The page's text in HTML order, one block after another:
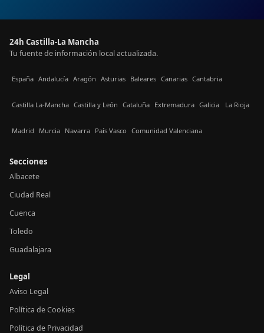
24h Castilla-La Mancha
Tu fuente de información local actualizada.
España Andalucía Aragón Asturias Baleares Canarias Cantabria
Castilla La-Mancha Castilla y León Cataluña Extremadura Galicia La Rioja
Madrid Murcia Navarra País Vasco Comunidad Valenciana
Secciones
Albacete
Ciudad Real
Cuenca
Toledo
Guadalajara
Legal
Aviso Legal
Política de Cookies
Política de Privacidad